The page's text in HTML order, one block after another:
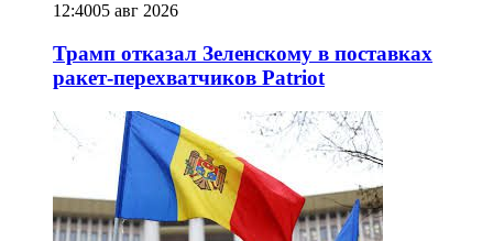
12:4005 авг 2026
Трамп отказал Зеленскому в поставках
ракет-перехватчиков Patriot